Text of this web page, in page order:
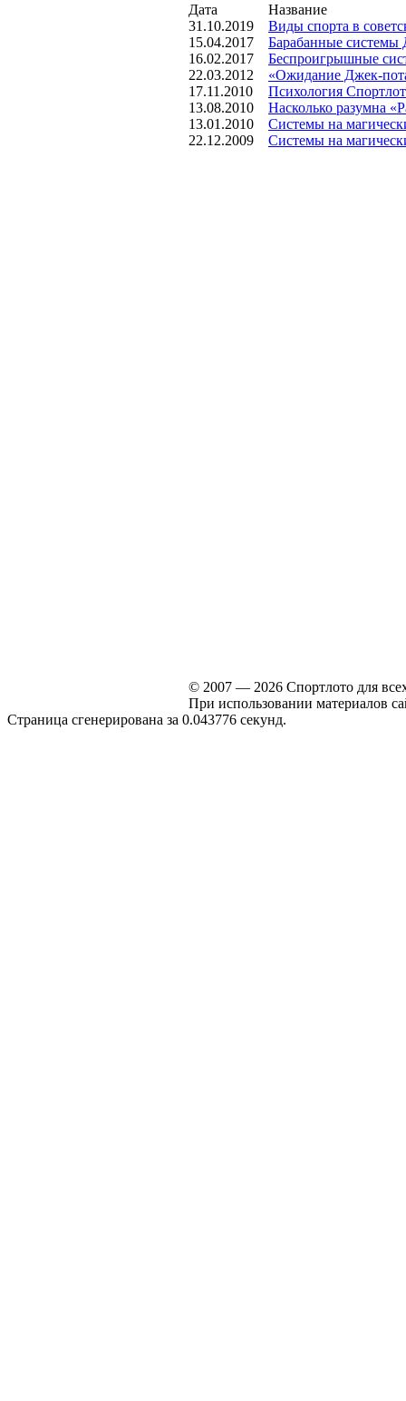
Дата
Название
31.10.2019
Виды спорта в
15.04.2017
Барабанные системы
16.02.2017
Беспроигрышные
22.03.2012
«Ожидание Джек-
17.11.2010
Психология
13.08.2010
Насколько разумна
13.01.2010
Системы на
22.12.2009
Системы на
© 2007 — 2026 Спортлото для
При использовании материалов
Страница сгенерирована за 0.043776 секунд.